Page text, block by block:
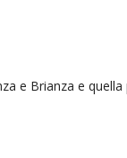
e Brianza e quella